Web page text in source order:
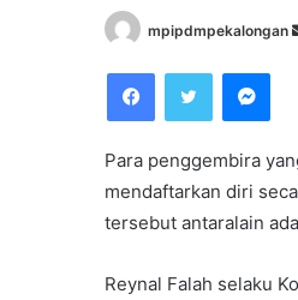
mpipdmpekalongan
Para penggembira
mendaftarkan diri
tersebut antaralain
Reynal Falah selaku